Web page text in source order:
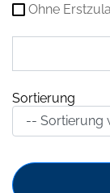
Ohne
Sortierung